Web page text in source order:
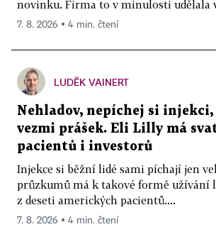
novinku. Firma to v minulosti udělala
7. 8. 2026 ▪ 4 min. čtení
LUDĚK VAINERT
Nehladov, nepíchej si injekci,
vezmi prášek. Eli Lilly má
pacientů i investorů
Injekce si běžní lidé sami píchají jen
průzkumů má k takové formě užívání
z deseti amerických pacientů....
7. 8. 2026 ▪ 4 min. čtení